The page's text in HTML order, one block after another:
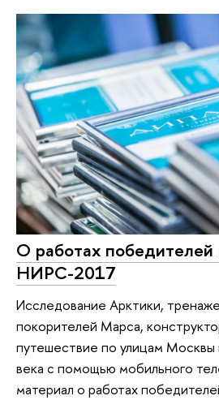
О работах победителей
НИРС-2017
Исследование Арктики,
покорителей Марса,
путешествие по улицам Москвы
века с помощью мобильного
материал о работах